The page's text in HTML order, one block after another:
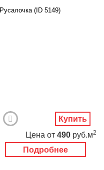
Русалочка (ID 5149)
Подробнее
Цена от 490 руб.м2
Купить